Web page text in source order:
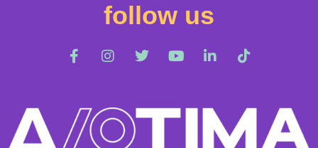
follow us